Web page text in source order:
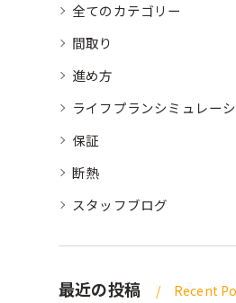
全てのカテゴリー
間取り
進め方
ライフプランシミュレー
保証
断熱
スタッフブログ
最近の投稿 Recent